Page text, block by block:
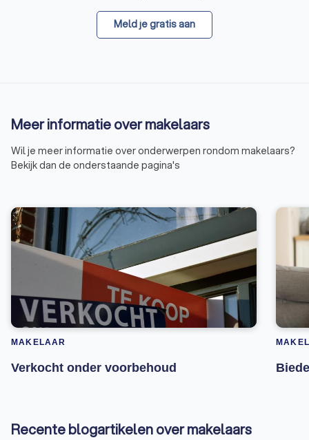
Meld je gratis aan
Meer informatie over makelaars
Wil je meer informatie over onderwerpen rondom makelaars?
Bekijk dan de onderstaande pagina's
MAKELAAR
Verkocht onder voorbehoud
Recente blogartikelen over makelaars